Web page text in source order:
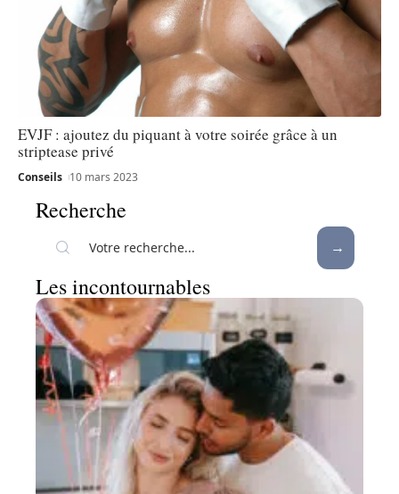
EVJF : ajoutez du piquant à votre soirée grâce à un
striptease privé
Conseils 10 mars 2023
Recherche
Les incontournables